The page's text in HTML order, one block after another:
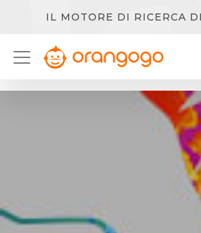
IL MOTORE DI RICERCA